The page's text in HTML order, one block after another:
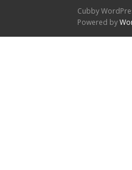
Cubby
Powered by